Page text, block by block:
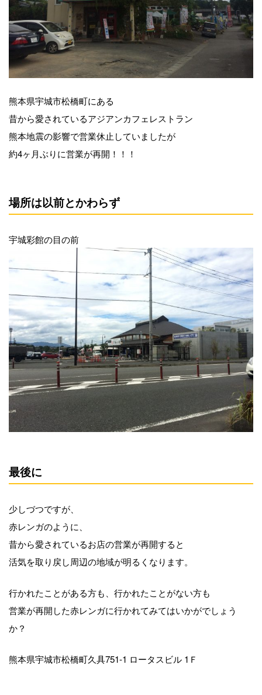
熊本県宇城市松橋町にある
昔から愛されているアジアンカフェレストラン
熊本地震の影響で営業休止していましたが
約4ヶ月ぶりに営業が再開！！！
場所は以前とかわらず
宇城彩館の目の前
最後に
少しづつですが、
赤レンガのように、
昔から愛されているお店の営業が再開すると
活気を取り戻し周辺の地域が明るくなります。
行かれたことがある方も、行かれたことがない方も
営業が再開した赤レンガに行かれてみてはいかがでしょう
か？
熊本県宇城市松橋町久具751-1 ロータスビル 1Ｆ